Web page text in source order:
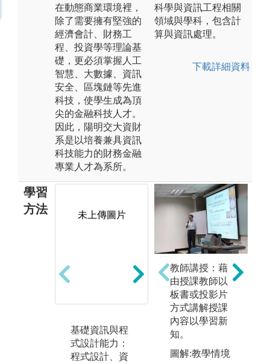
在動態商業環境裡，
除了需要擁有堅強的
經濟會計、財務工
程、投資學等理論基
礎，更必須掌握人工
智慧、大數據、資訊
安全、區塊鏈等先進
科技，使學生成為頂
尖的金融科技人才。
因此，陽明交大資財
系是以培養兼具資訊
科技能力的財務金融
專業人才為系所。
科學與資訊工程相關
領域與學科，包含計
算與資訊處理。
下載詳細資料
學習
方法
未上傳圖片
基礎資訊與程
式設計能力：
程式設計、資
未上傳圖片
財務理論與實
財務報表分
教師講授：藉
由授課教師以
板書或投影片
方式講解授課
內容以學習新
知。
圖解:教學情境